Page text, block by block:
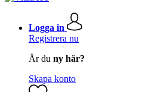
Logga in
Registrera nu
Är du ny här?
Skapa konto